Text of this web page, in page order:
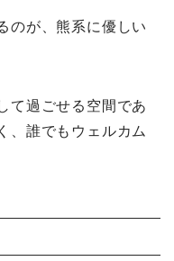
のが、熊系に優しい
て過ごせる空間であ
、誰でもウェルカム